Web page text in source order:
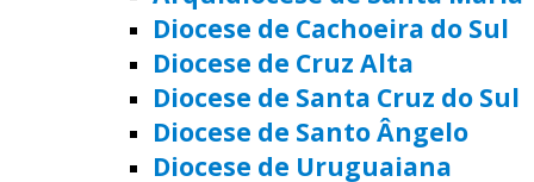
Diocese de Cachoeira do Sul
Diocese de Cruz Alta
Diocese de Santa Cruz do Sul
Diocese de Santo Ângelo
Diocese de Uruguaiana